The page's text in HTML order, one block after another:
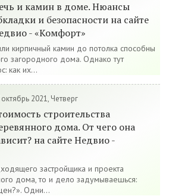
и камин в доме. Нюансы
и безопасности на сайте
- «Комфорт»
кирпичный камин до потолка способны
загородного дома. Однако тут
как их...
октябрь 2021, Четверг
строительства
дома. От чего она
на сайте Недвио -
застройщика и проекта
дома, то и дело задумываешься:
Одни...